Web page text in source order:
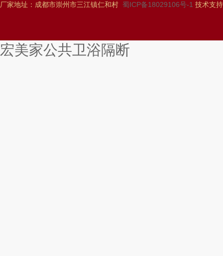
厂家地址：成都市崇州市三江镇仁和村 蜀ICP备18029106号-1 技术支
宏美家公共卫浴隔断
搓丝机 风电用链 南京夏令营